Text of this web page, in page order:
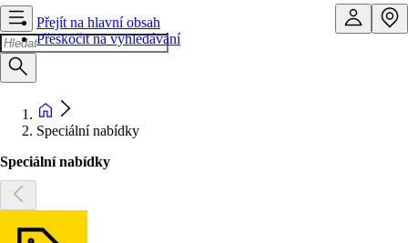
Přejít na hlavní obsah
Přeskočit na vyhledávání
Speciální nabídky
Speciální nabídky